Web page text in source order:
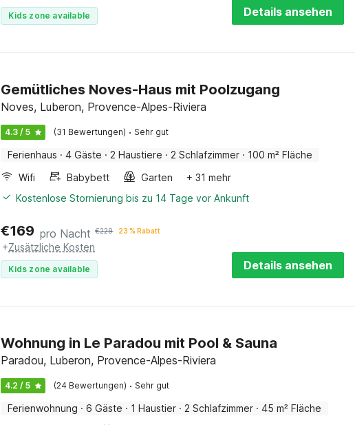
Kids zone available Details ansehen
Gemütliches Noves-Haus mit Poolzugang
Noves, Luberon, Provence-Alpes-Riviera
4.3 / 5 (31 Bewertungen) · Sehr gut
Ferienhaus · 4 Gäste · 2 Haustiere · 2 Schlafzimmer · 100 m² Fläche
Wifi
Babybett Garten
+ 31 mehr
Kostenlose Stornierung bis zu 14 Tage vor Ankunft
€169 pro Nacht €229 23 % Rabatt
+Zusätzliche Kosten
Kids zone available Details ansehen
Wohnung in Le Paradou mit Pool & Sauna
Paradou, Luberon, Provence-Alpes-Riviera
4.2 / 5 (24 Bewertungen) · Sehr gut
Ferienwohnung · 6 Gäste · 1 Haustier · 2 Schlafzimmer · 45 m² Fläche